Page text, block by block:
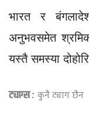
भारत र
अनुभवसमेत
यस्तै समस्या
ट्याग्स : कुनै ट्याग छैन